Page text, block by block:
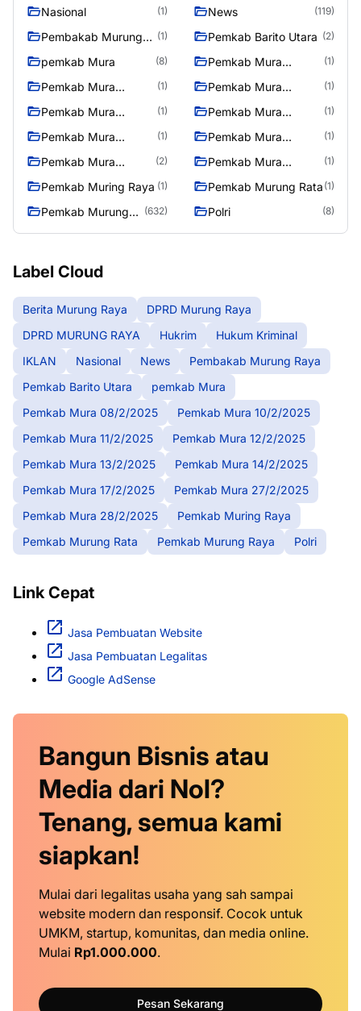
Nasional (1) News (119)
Pembakab Murung
(1) Pemkab Barito Utara (2)
pemkab Mura (8)
Pemkab Mura
(1)
Pemkab Mura
(1)
Pemkab Mura
(1)
Pemkab Mura
(1)
Pemkab Mura
(1)
Pemkab Mura
(1)
Pemkab Mura
(1)
Pemkab Mura
(2)
Pemkab Mura
(1)
Pemkab Muring Raya (1) Pemkab Murung Rata (1)
Pemkab Murung
(632) Polri (8)
Label Cloud
Berita Murung Raya
DPRD Murung Raya
DPRD MURUNG RAYA
Hukrim
Hukum Kriminal
IKLAN
Nasional News
Pembakab Murung Raya
Pemkab Barito Utara
pemkab Mura
Pemkab Mura 08/2/2025
Pemkab Mura 10/2/2025
Pemkab Mura 11/2/2025
Pemkab Mura 12/2/2025
Pemkab Mura 13/2/2025
Pemkab Mura 14/2/2025
Pemkab Mura 17/2/2025
Pemkab Mura 27/2/2025
Pemkab Mura 28/2/2025
Pemkab Muring Raya
Pemkab Murung Rata
Pemkab Murung Raya Polri
Link Cepat
Jasa Pembuatan Website
Jasa Pembuatan Legalitas
Google AdSense
Bangun Bisnis atau
Media dari Nol?
Tenang, semua kami
siapkan!
Mulai dari legalitas usaha yang sah sampai
website modern dan responsif. Cocok untuk
UMKM, startup, komunitas, dan media online.
Mulai Rp1.000.000.
Pesan Sekarang